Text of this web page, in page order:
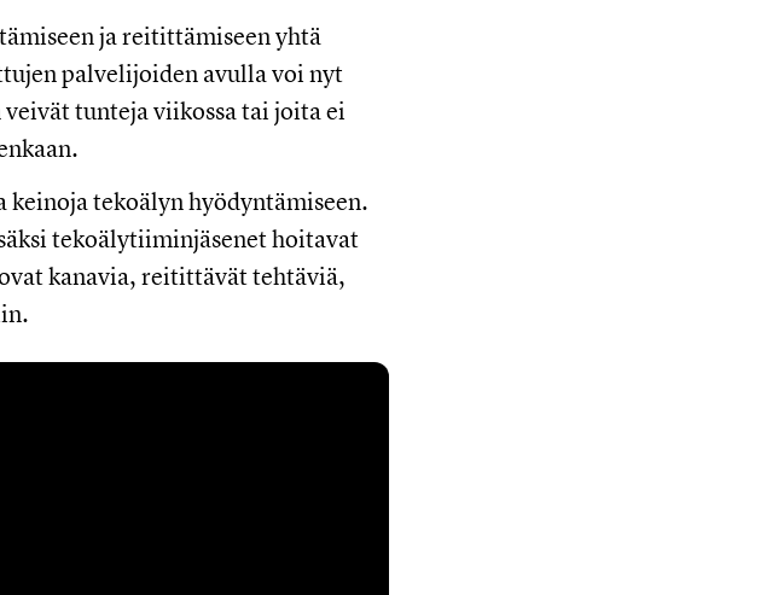
ja reitittämiseen yhtä
palvelijoiden avulla voi nyt
tunteja viikossa tai joita ei
tekoälyn hyödyntämiseen.
tekoälytiiminjäsenet hoitavat
kanavia, reitittävät tehtäviä,